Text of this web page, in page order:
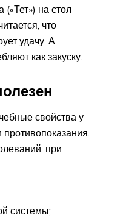
(«Тет») на стол
что
удачу. А
как закуску.
свойства у
при
системы;